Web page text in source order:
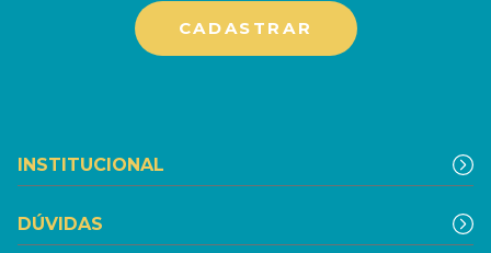
INSTITUCIONAL
DÚVIDAS